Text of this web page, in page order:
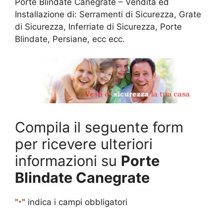
Porte Blindate Canegrate – Vendita ed
Installazione di: Serramenti di Sicurezza, Grate
di Sicurezza, Inferriate di Sicurezza, Porte
Blindate, Persiane, ecc ecc.
Compila il seguente form
per ricevere ulteriori
informazioni su Porte
Blindate Canegrate
"*" indica i campi obbligatori